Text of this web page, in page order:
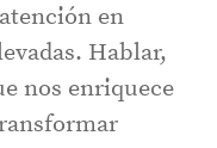
en
Hablar,
nos enriquece